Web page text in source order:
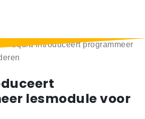
Squla introduceert programmeer
lesmodule voor